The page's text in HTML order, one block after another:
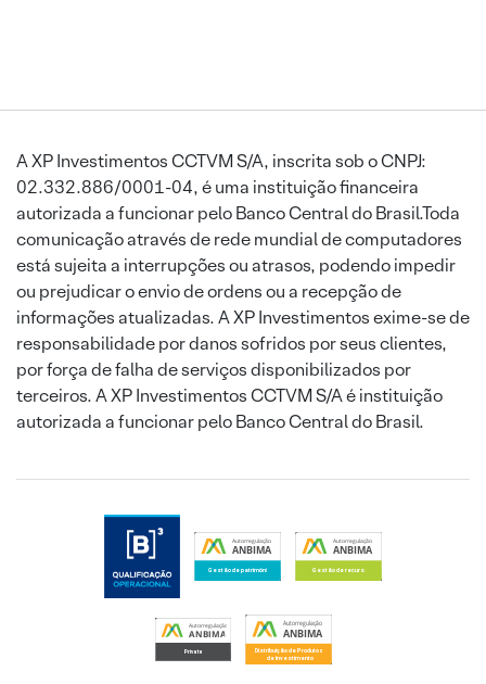
A XP Investimentos CCTVM S/A, inscrita sob o CNPJ:
02.332.886/0001-04, é uma instituição financeira
autorizada a funcionar pelo Banco Central do Brasil.Toda
comunicação através de rede mundial de computadores
está sujeita a interrupções ou atrasos, podendo impedir
ou prejudicar o envio de ordens ou a recepção de
informações atualizadas. A XP Investimentos exime-se de
responsabilidade por danos sofridos por seus clientes,
por força de falha de serviços disponibilizados por
terceiros. A XP Investimentos CCTVM S/A é instituição
autorizada a funcionar pelo Banco Central do Brasil.